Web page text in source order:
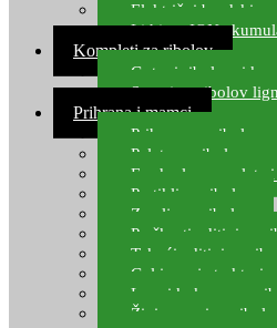
Električni brodski
Lithium ION
Kompleti za ribolov
Gotovi ribolovni
Setovi za ribolov
Prihrana i mamci
Prihrana za ribolov
Pelete za ribolov
Feeder lovne pelete
Partikli za ribolov
Zemlja za ribolov
Praškasti aditivi za
Tekući aditivi za
Gel i sprej atraktori
Lovni kukuruz za
Živi mamci za ribolov